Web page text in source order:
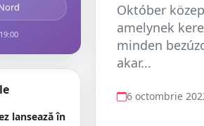
lansează în
Október
amelynek
minden
akar...
6 octombrie